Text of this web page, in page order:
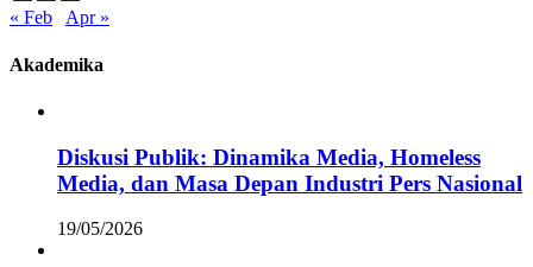
« Feb
Apr »
Akademika
Diskusi Publik: Dinamika Media, Homeless
Media, dan Masa Depan Industri Pers Nasional
19/05/2026